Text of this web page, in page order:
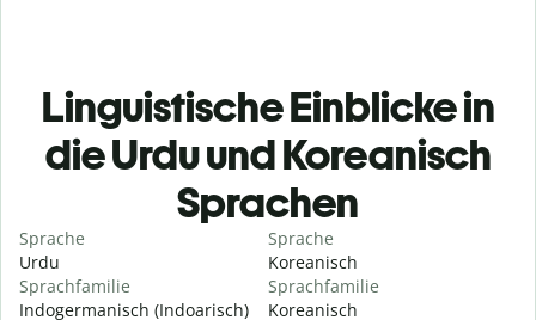
Linguistische Einblicke in
die Urdu und Koreanisch
Sprachen
Sprache
Urdu
Sprachfamilie
Indogermanisch (Indoarisch)
Sprache
Koreanisch
Sprachfamilie
Koreanisch